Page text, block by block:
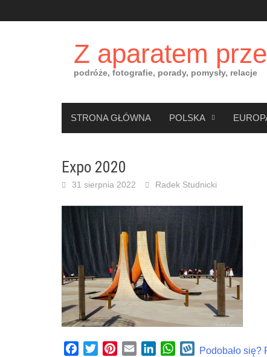
to
Z aparatem
podróże, fotografie, porady, pomysły, relacje
STRONA GŁÓWNA POLSKA
Expo 2020
31 sierpnia 2022 Radek Studnicki
Facebook
TwitterPinterest
Email LinkedInWhatsApp
Wykop
Podobało się?